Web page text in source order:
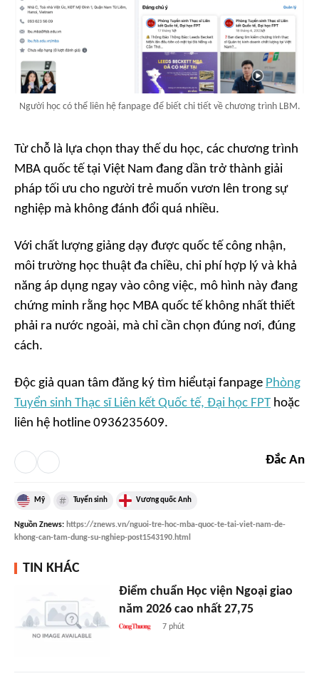
Người học có thể liên hệ fanpage để biết chi tiết về chương trình LBM.
Từ chỗ là lựa chọn thay thế du học, các chương trình
MBA quốc tế tại Việt Nam đang dần trở thành giải
pháp tối ưu cho người trẻ muốn vươn lên trong sự
nghiệp mà không đánh đổi quá nhiều.
Với chất lượng giảng dạy được quốc tế công nhận,
môi trường học thuật đa chiều, chi phí hợp lý và khả
năng áp dụng ngay vào công việc, mô hình này đang
chứng minh rằng học MBA quốc tế không nhất thiết
phải ra nước ngoài, mà chỉ cần chọn đúng nơi, đúng
cách.
Độc giả quan tâm đăng ký tìm hiểutại fanpage Phòng
Tuyển sinh Thạc sĩ Liên kết Quốc tế, Đại học FPT hoặc
liên hệ hotline 0936235609.
Đắc An
Mỹ Tuyển sinh Vương quốc Anh
Nguồn Znews: https://znews.vn/nguoi-tre-hoc-mba-quoc-te-tai-viet-nam-de-
khong-can-tam-dung-su-nghiep-post1543190.html
TIN KHÁC
Điểm chuẩn Học viện Ngoại giao
năm 2026 cao nhất 27,75
7 phút